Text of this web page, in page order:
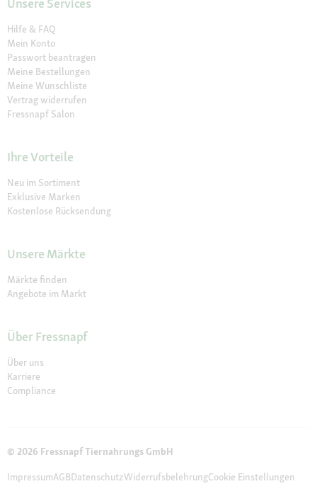
Unsere Services
Hilfe & FAQ
Mein Konto
Passwort beantragen
Meine Bestellungen
Meine Wunschliste
Vertrag widerrufen
Fressnapf Salon
Ihre Vorteile
Neu im Sortiment
Exklusive Marken
Kostenlose Rücksendung
Unsere Märkte
Märkte finden
Angebote im Markt
Über Fressnapf
Über uns
Karriere
Compliance
© 2026 Fressnapf Tiernahrungs GmbH
ImpressumAGBDatenschutzWiderrufsbelehrungCookie Einstellungen